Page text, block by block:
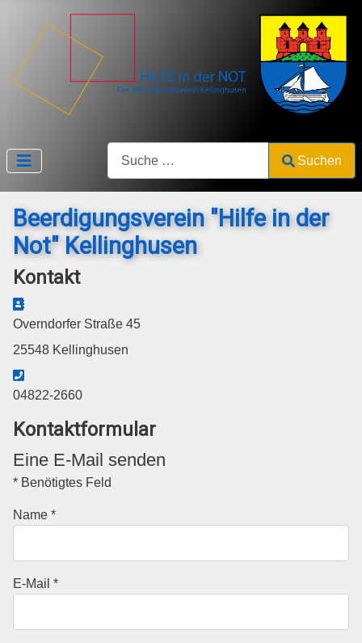
Suchen
Beerdigungsverein "Hilfe in der
Not" Kellinghusen
Kontakt
Adresse
Overndorfer Straße 45
25548 Kellinghusen
Telefon
04822-2660
Kontaktformular
Eine E-Mail senden
* Benötigtes Feld
Name *
E-Mail *